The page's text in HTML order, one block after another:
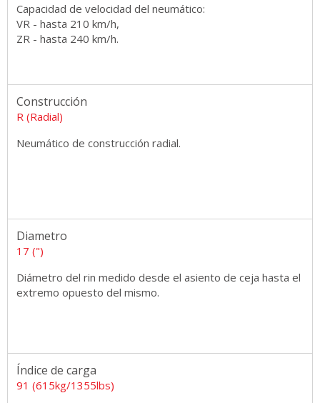
Capacidad de velocidad del neumático:
VR - hasta 210 km/h,
ZR - hasta 240 km/h.
Construcción
R (Radial)
Neumático de construcción radial.
Diametro
17 (")
Diámetro del rin medido desde el asiento de ceja hasta el
extremo opuesto del mismo.
Índice de carga
91 (615kg/1355lbs)